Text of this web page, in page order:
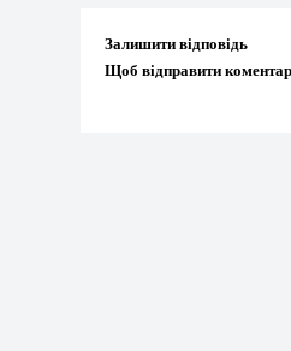
Залишити відповідь
Щоб відправити